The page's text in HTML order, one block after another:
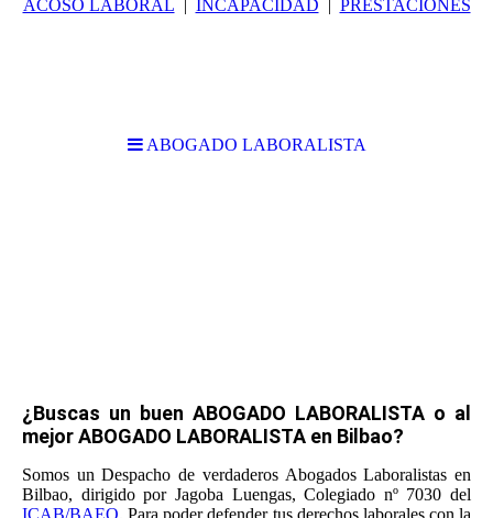
ACOSO LABORAL INCAPACIDAD PRESTACIONES
ABOGADO LABORALISTA
¿Buscas un buen ABOGADO LABORALISTA o al
mejor ABOGADO LABORALISTA en Bilbao?
Somos un Despacho de verdaderos Abogados Laboralistas en
Bilbao, dirigido por Jagoba Luengas, Colegiado nº 7030 del